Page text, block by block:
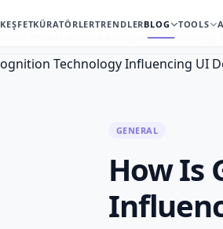
KEŞFETKÜRATÖRLERTRENDLERBLOG TOOLS
How Is Gesture Recognition Technology
GENERAL
How Is